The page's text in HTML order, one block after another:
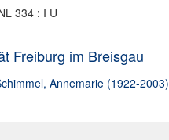
334 : I U
Freiburg im Breisgau
Annemarie (1922-2003)